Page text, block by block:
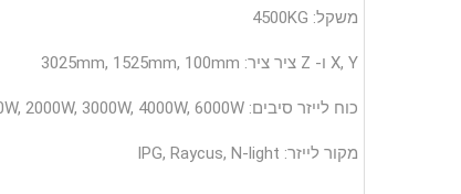
מקור לייזר: IPG, Raycus, N-light
כוח לייזר סיבים: 500W, 750W, 1000W, 1500W, 2000W, 3000W, 4000W, 6000W
X, Y ו- Z ציר ציר: 3025mm, 1525mm, 100mm
משקל: 4500KG